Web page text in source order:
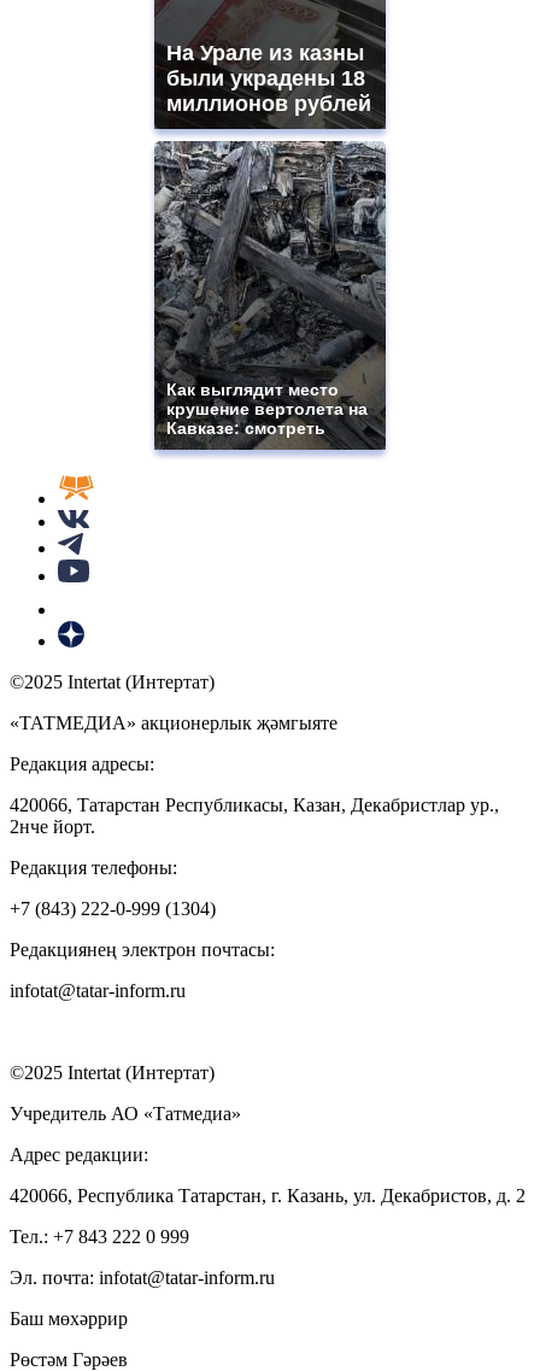
На Урале из казны
были украдены 18
миллионов рублей
Как выглядит место
крушение вертолета на
Кавказе: смотреть
©2025 Intertat (Интертат)
«ТАТМЕДИА» акционерлык җәмгыяте
Редакция адресы:
420066, Татарстан Республикасы, Казан, Декабристлар ур.,
2нче йорт.
Редакция телефоны:
+7 (843) 222-0-999 (1304)
Редакциянең электрон почтасы:
infotat@tatar-inform.ru
©2025 Intertat (Интертат)
Учредитель АО «Татмедиа»
Адрес редакции:
420066, Республика Татарстан, г. Казань, ул. Декабристов, д. 2
Тел.: +7 843 222 0 999
Эл. почта: infotat@tatar-inform.ru
Баш мөхәррир
Рөстәм Гәрәев